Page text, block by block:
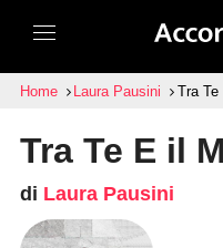
Home Laura Pausini Tra
Tra Te E il
di Laura Pausini